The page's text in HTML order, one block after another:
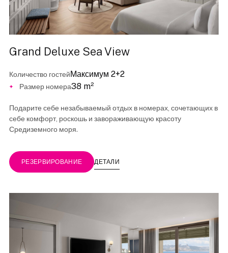
Grand Deluxe Sea View
Количество гостейМаксимум 2+2
Размер номера38 m²
Подарите себе незабываемый отдых в номерах, сочетающих в
себе комфорт, роскошь и завораживающую красоту
Средиземного моря.
РЕЗЕРВИРОВАНИЕ ДЕТАЛИ